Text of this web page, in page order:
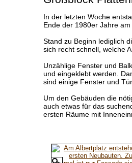
In der letzten Woche
Ende der 1980er Jahre
Stand zu Beginn lediglich
sich recht schnell, welche
Unzählige Fenster und
und eingeklebt werden.
sind einige Fenster und
Um den Gebäuden die
auch etwas für das
ersten Räume mit